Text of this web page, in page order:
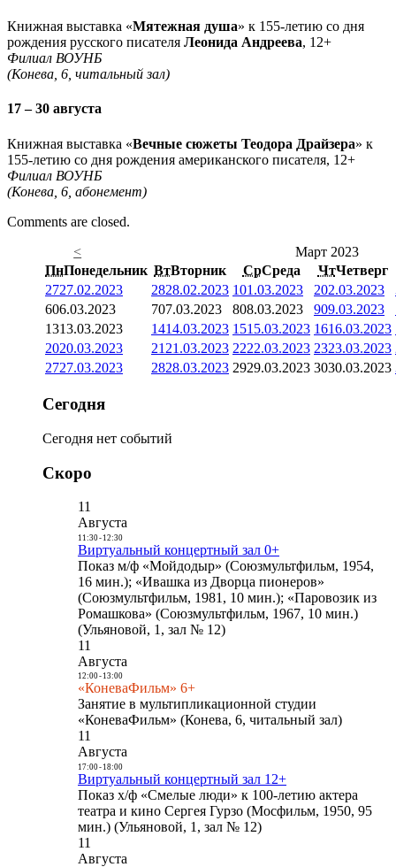
Книжная выставка «Мятежная душа» к 155-летию со дня
рождения русского писателя Леонида Андреева, 12+
Филиал ВОУНБ
(Конева, 6, читальный зал)
17 – 30 августа
Книжная выставка «Вечные сюжеты Теодора Драйзера» к
155-летию со дня рождения американского писателя, 12+
Филиал ВОУНБ
(Конева, 6, абонемент)
Comments are closed.
<
Март 2023
ПнПонедельник ВтВторник СрСреда ЧтЧетверг
2727.02.2023 2828.02.2023 101.03.2023 202.03.2023
606.03.2023 707.03.2023 808.03.2023 909.03.2023
1313.03.2023 1414.03.2023 1515.03.2023 1616.03.2023
2020.03.2023 21 21.03.2023 2222.03.2023 2323.03.2023
2727.03.2023 2828.03.2023 2929.03.2023 3030.03.2023
Сегодня
Сегодня нет событий
Скоро
11
Августа
11:30- 12:30
Виртуальный концертный зал 0+
Показ м/ф «Мойдодыр» (Союзмультфильм, 1954,
16 мин.); «Ивашка из Дворца пионеров»
(Союзмультфильм, 1981, 10 мин.); «Паровозик из
Ромашкова» (Союзмультфильм, 1967, 10 мин.)
(Ульяновой, 1, зал № 12)
11
Августа
12:00- 13:00
«КоневаФильм» 6+
Занятие в мультипликационной студии
«КоневаФильм» (Конева, 6, читальный зал)
11
Августа
17:00- 18:00
Виртуальный концертный зал 12+
Показ х/ф «Смелые люди» к 100-летию актера
театра и кино Сергея Гурзо (Мосфильм, 1950, 95
мин.) (Ульяновой, 1, зал № 12)
11
Августа